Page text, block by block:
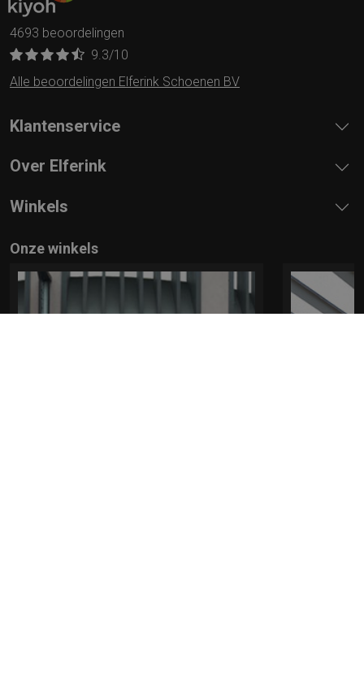
4693 beoordelingen
9.3/10
Alle beoordelingen Elferink Schoenen BV
Klantenservice
Over Elferink
Winkels
Onze winkels